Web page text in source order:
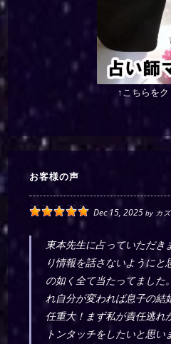
↑こちらをク
お客様の声
Dec 15, 2025 by カズ
東本先生に占っていただき
り情報を話さないようにと
の如く全て当たってました
れ自分が変われば息子の結
任重大！まず私が責任逃れ
トンタッチをしたいと思い